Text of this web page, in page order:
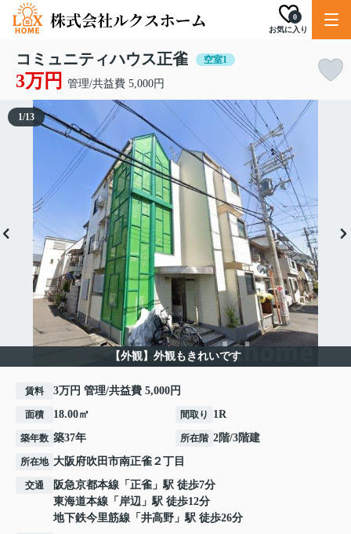
お気に入り
0
コミュニティハウス正雀 空室1
3万円 管理/共益費 5,000円
【外観】外観もきれいです
1/13
賃料 3万円 管理/共益費 5,000円
面積 18.00㎡ 間取り 1R
築年数 築37年 所在階 2階/3階建
所在地 大阪府吹田市南正雀 ２丁目
交通 阪急京都本線 「 正雀 」駅 徒歩7分
東海道本線 「 岸辺 」駅 徒歩12分
地下鉄今里筋線 「 井高野 」駅 徒歩26分